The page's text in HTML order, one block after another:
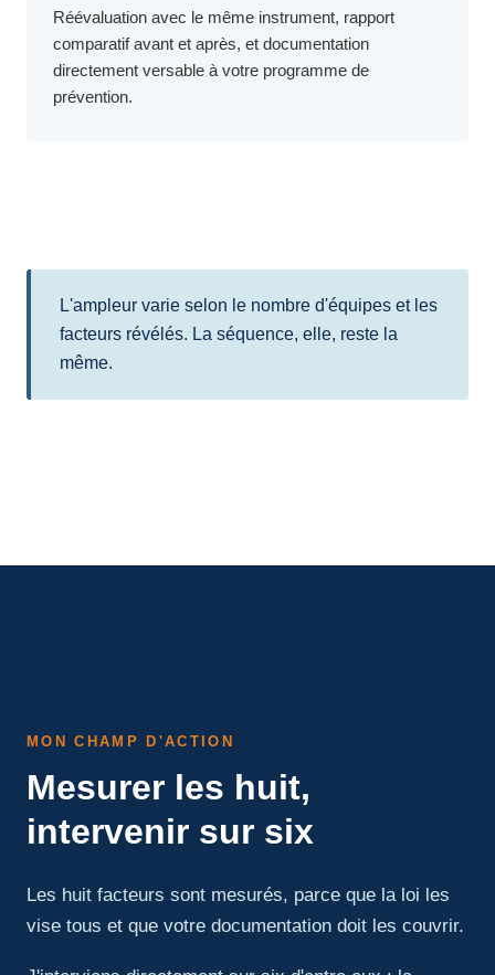
Réévaluation avec le même instrument, rapport
comparatif avant et après, et documentation
directement versable à votre programme de
prévention.
L'ampleur varie selon le nombre d'équipes et les
facteurs révélés. La séquence, elle, reste la
même.
MON CHAMP D'ACTION
Mesurer les huit,
intervenir sur six
Les huit facteurs sont mesurés, parce que la loi les
vise tous et que votre documentation doit les couvrir.